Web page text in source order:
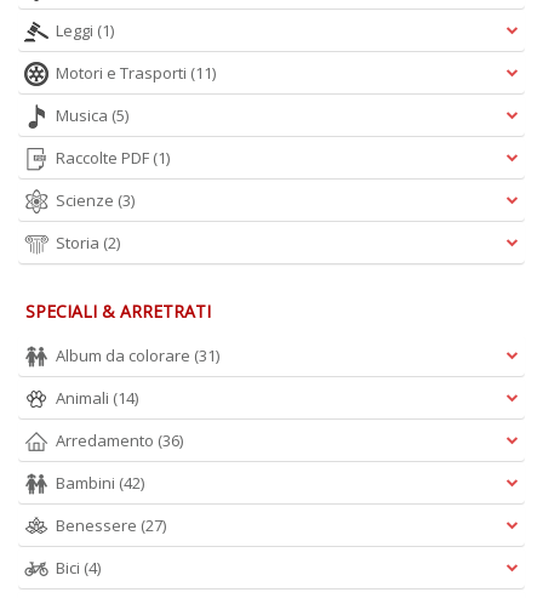
Leggi (1)
Motori e Trasporti (11)
Musica (5)
Raccolte PDF (1)
Scienze (3)
Storia (2)
SPECIALI & ARRETRATI
Album da colorare (31)
Animali (14)
Arredamento (36)
Bambini (42)
Benessere (27)
Bici (4)